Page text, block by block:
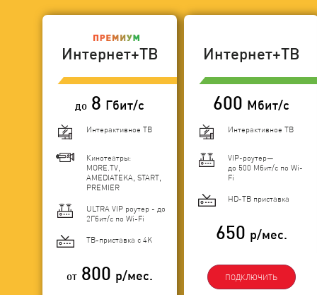
Интернет+ТВ
до 8 Гбит/с
Интерактивное ТВ
Кинотеатры:
MORE.TV,
AMEDIATEKA, START,
PREMIER
ULTRA VIP роутер - до
2Гбит/c по Wi-Fi
ТВ-приставка с 4K
от 800 р/мес.
Интернет+ТВ
600 Мбит/с
Интерактивное ТВ
VIP-роутер—
до 500 Мбит/с по Wi-
Fi
HD-ТВ приставка
650 р/мес.
ПОДКЛЮЧИТЬ